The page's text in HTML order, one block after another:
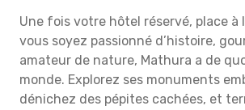
Une fois votre hôtel réservé, place à
vous soyez passionné d’histoire,
amateur de nature, Mathura a de
monde. Explorez ses monuments
dénichez des pépites cachées, et